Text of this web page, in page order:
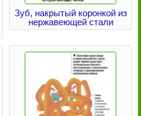
Зуб, накрытый коронкой из
нержавеющей стали